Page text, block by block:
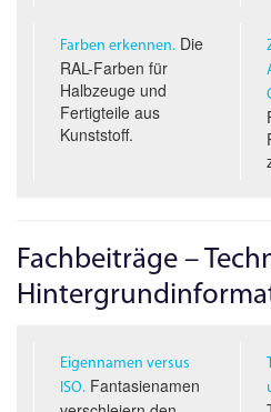
Farben erkennen.Die
RAL-Farben für
Halbzeuge und
Fertigteile aus
Kunststoff.
Fachbeiträge –
Eigennamen versus
ISO.Fantasienamen